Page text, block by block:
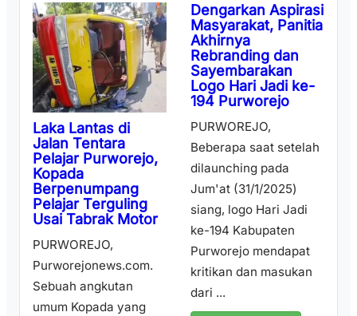
Laka Lantas di
Jalan Tentara
Pelajar Purworejo,
Kopada
Berpenumpang
Pelajar Terguling
Usai Tabrak Motor
PURWOREJO,
Purworejonews.com.
Sebuah angkutan
umum Kopada yang
Dengarkan Aspirasi
Masyarakat, Panitia
Akhirnya
Rebranding dan
Sayembarakan
Logo Hari Jadi ke-
194 Purworejo
PURWOREJO,
Beberapa saat setelah
dilaunching pada
Jum'at (31/1/2025)
siang, logo Hari Jadi
ke-194 Kabupaten
Purworejo mendapat
kritikan dan masukan
dari ...